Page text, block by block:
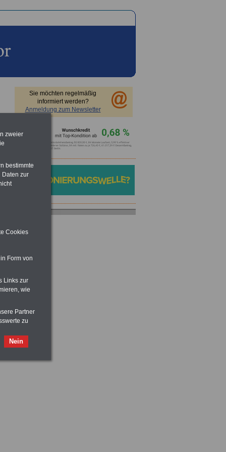
Sie möchten regelmäßig
informiert werden?
Anmeldung zum Newsletter
zweier
bestimmte
Daten zur
Cookies
Form von
Links zur
wie
Partner
zu
Nein